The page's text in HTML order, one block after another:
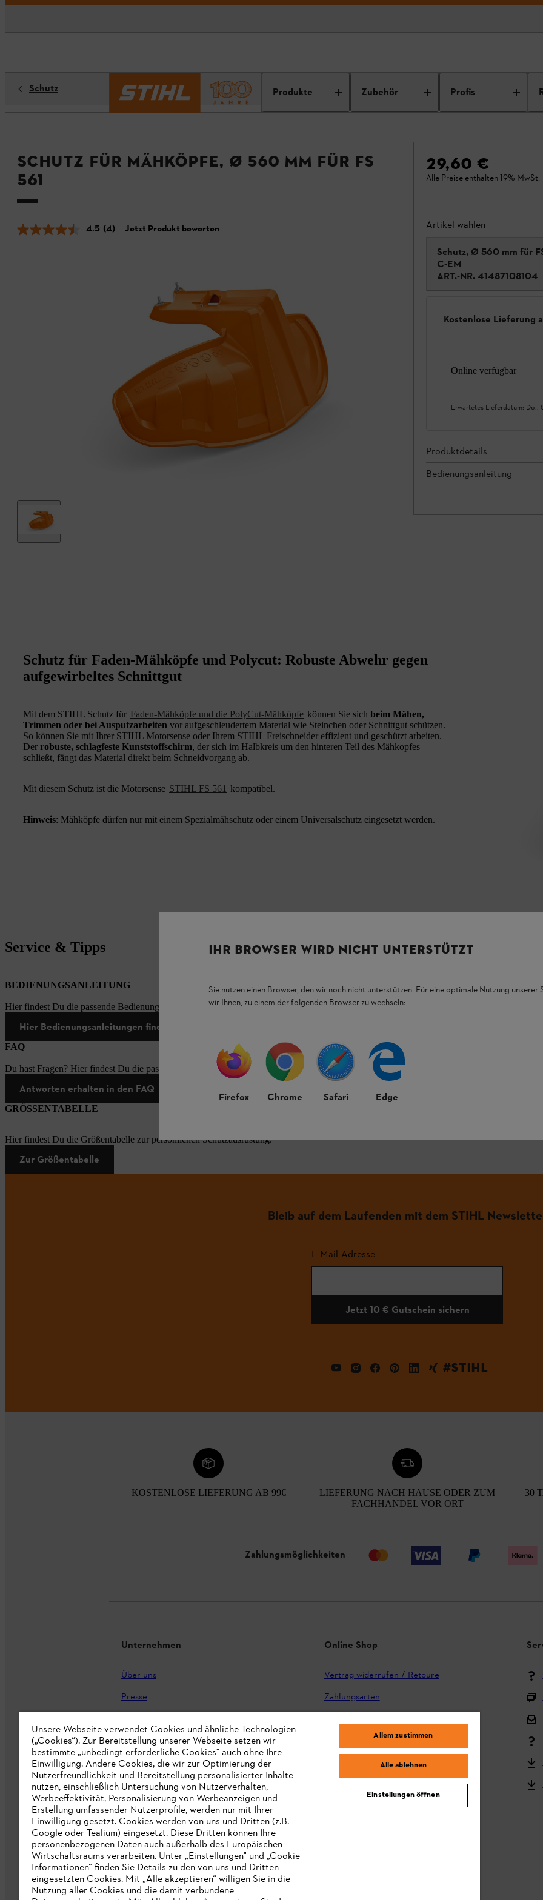
Produkte Zubehör Profis
Schutz
Schutz für Mähköpfe, Ø 560 mm für FS
561
4.5 (4) Jetzt Produkt bewerten
29,60 €
Alle Preise enthalten 19% MwSt.
Artikel wählen
Schutz, Ø 560 mm für
C-EM
ART.-NR. 41487108104
Kostenlose Lieferung
Online verfügbar
Erwartetes Lieferdatum: Do.,
Produktdetails
Bedienungsanleitung
Schutz für Faden-Mähköpfe und Polycut: Robuste Abwehr gegen
aufgewirbeltes Schnittgut
Mit dem STIHL Schutz für Faden-Mähköpfe und die PolyCut-Mähköpfe können Sie sich beim Mähen,
Trimmen oder bei Ausputzarbeiten vor aufgeschleudertem Material wie Steinchen oder Schnittgut schützen.
So können Sie mit Ihrer STIHL Motorsense oder Ihrem STIHL Freischneider effizient und geschützt arbeiten.
Der robuste, schlagfeste Kunststoffschirm, der sich im Halbkreis um den hinteren Teil des Mähkopfes
schließt, fängt das Material direkt beim Schneidvorgang ab.
Mit diesem Schutz ist die Motorsense STIHL FS 561 kompatibel.
Hinweis: Mähköpfe dürfen nur mit einem Spezialmähschutz oder einem Universalschutz eingesetzt werden.
Service & Tipps
BEDIENUNGSANLEITUNG
Hier findest Du die passende Bedienungsanleitungen zu unseren STIHL Produkten.
Hier Bedienungsanleitungen finden
FAQ
Du hast Fragen? Hier findest Du die passenden Antworten zu den häufigsten Fragen.
Antworten erhalten in den FAQ
GRÖSSENTABELLE
Hier findest Du die Größentabelle zur persönlichen Schutzausrüstung.
Zur Größentabelle
Bleib auf dem Laufenden mit dem STIHL
E-Mail-Adresse
Jetzt 10 € Gutschein sichern
#STIHL
KOSTENLOSE LIEFERUNG AB 99€
LIEFERUNG NACH HAUSE ODER ZUM
FACHHANDEL VOR ORT
30
Zahlungsmöglichkeiten
Unternehmen
Über uns
Presse
STIHL Markenshop
Nachhaltigkeit
STIHL Hinweisgebersystem
Informationen für Lieferunternehmen
Erklärung zur Barrierefreiheit
Produktpiraterie
Fakten zu STIHL
Online Shop
Vertrag widerrufen / Retoure
Zahlungsarten
Reklamation und Garantie
STIHL Kooperationsprogramm
STIHL Bedienungsanleitungen
MY STIHL
IHR BROWSER WIRD NICHT UNTERSTÜTZT
Sie nutzen einen Browser, den wir noch nicht unterstützen. Für eine optimale Nutzung unserer
wir Ihnen, zu einem der folgenden Browser zu wechseln:
Firefox Chrome Safari Edge
Unsere Webseite verwendet Cookies und ähnliche Technologien
(„Cookies“). Zur Bereitstellung unserer Webseite setzen wir
bestimmte „unbedingt erforderliche Cookies" auch ohne Ihre
Einwilligung. Andere Cookies, die wir zur Optimierung der
Nutzerfreundlichkeit und Bereitstellung personalisierter Inhalte
nutzen, einschließlich Untersuchung von Nutzerverhalten,
Werbeeffektivität, Personalisierung von Werbeanzeigen und
Erstellung umfassender Nutzerprofile, werden nur mit Ihrer
Einwilligung gesetzt. Cookies werden von uns und Dritten (z.B.
Google oder Tealium) eingesetzt. Diese Dritten können Ihre
personenbezogenen Daten auch außerhalb des Europäischen
Wirtschaftsraums verarbeiten. Unter „Einstellungen" und „Cookie
Informationen“ finden Sie Details zu den von uns und Dritten
eingesetzten Cookies. Mit „Alle akzeptieren“ willigen Sie in die
Nutzung aller Cookies und die damit verbundene
Allem zustimmen
Alle ablehnen
Einstellungen öffnen